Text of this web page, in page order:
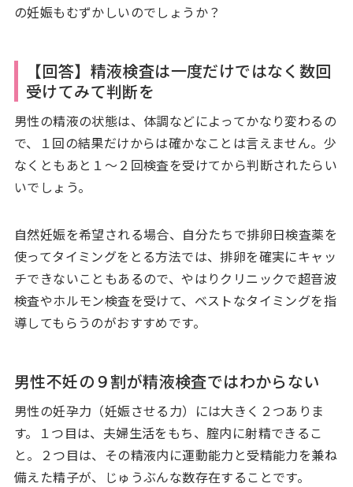
の妊娠もむずかしいのでしょうか？
【回答】精液検査は一度だけではなく数回
受けてみて判断を
男性の精液の状態は、体調などによってかなり変わるの
で、１回の結果だけからは確かなことは言えません。少
なくともあと１～２回検査を受けてから判断されたらい
いでしょう。
自然妊娠を希望される場合、自分たちで排卵日検査薬を
使ってタイミングをとる方法では、排卵を確実にキャッ
チできないこともあるので、やはりクリニックで超音波
検査やホルモン検査を受けて、ベストなタイミングを指
導してもらうのがおすすめです。
男性不妊の９割が精液検査ではわからない
男性の妊孕力（妊娠させる力）には大きく２つありま
す。１つ目は、夫婦生活をもち、腟内に射精できるこ
と。２つ目は、その精液内に運動能力と受精能力を兼ね
備えた精子が、じゅうぶんな数存在することです。